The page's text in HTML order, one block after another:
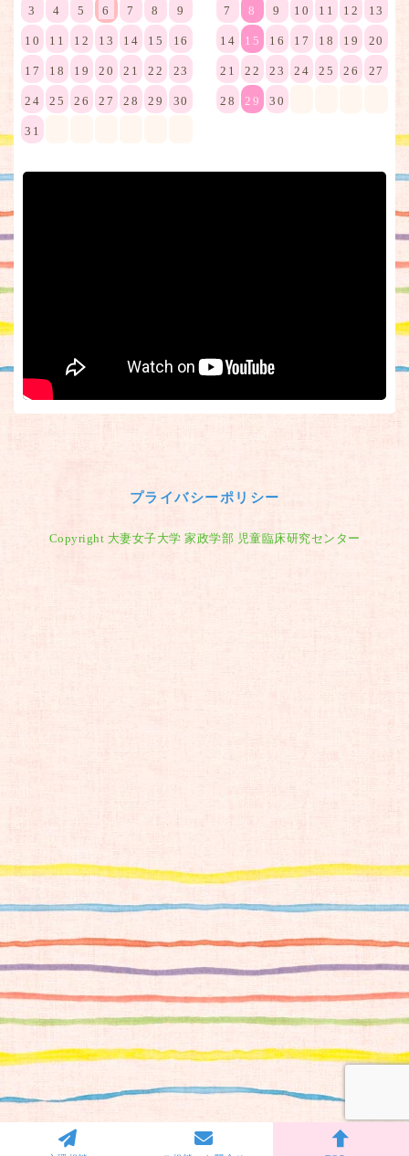
3 4 5 6 7 8 9
10 11 12 13 14 15 16
17 18 19 20 21 22 23
24 25 26 27 28 29 30
31
7 8 9 10 11 12 13
14 15 16 17 18 19 20
21 22 23 24 25 26 27
28 29 30
プライバシーポリシー
Copyright 大妻女子大学 家政学部 児童臨床研究センター